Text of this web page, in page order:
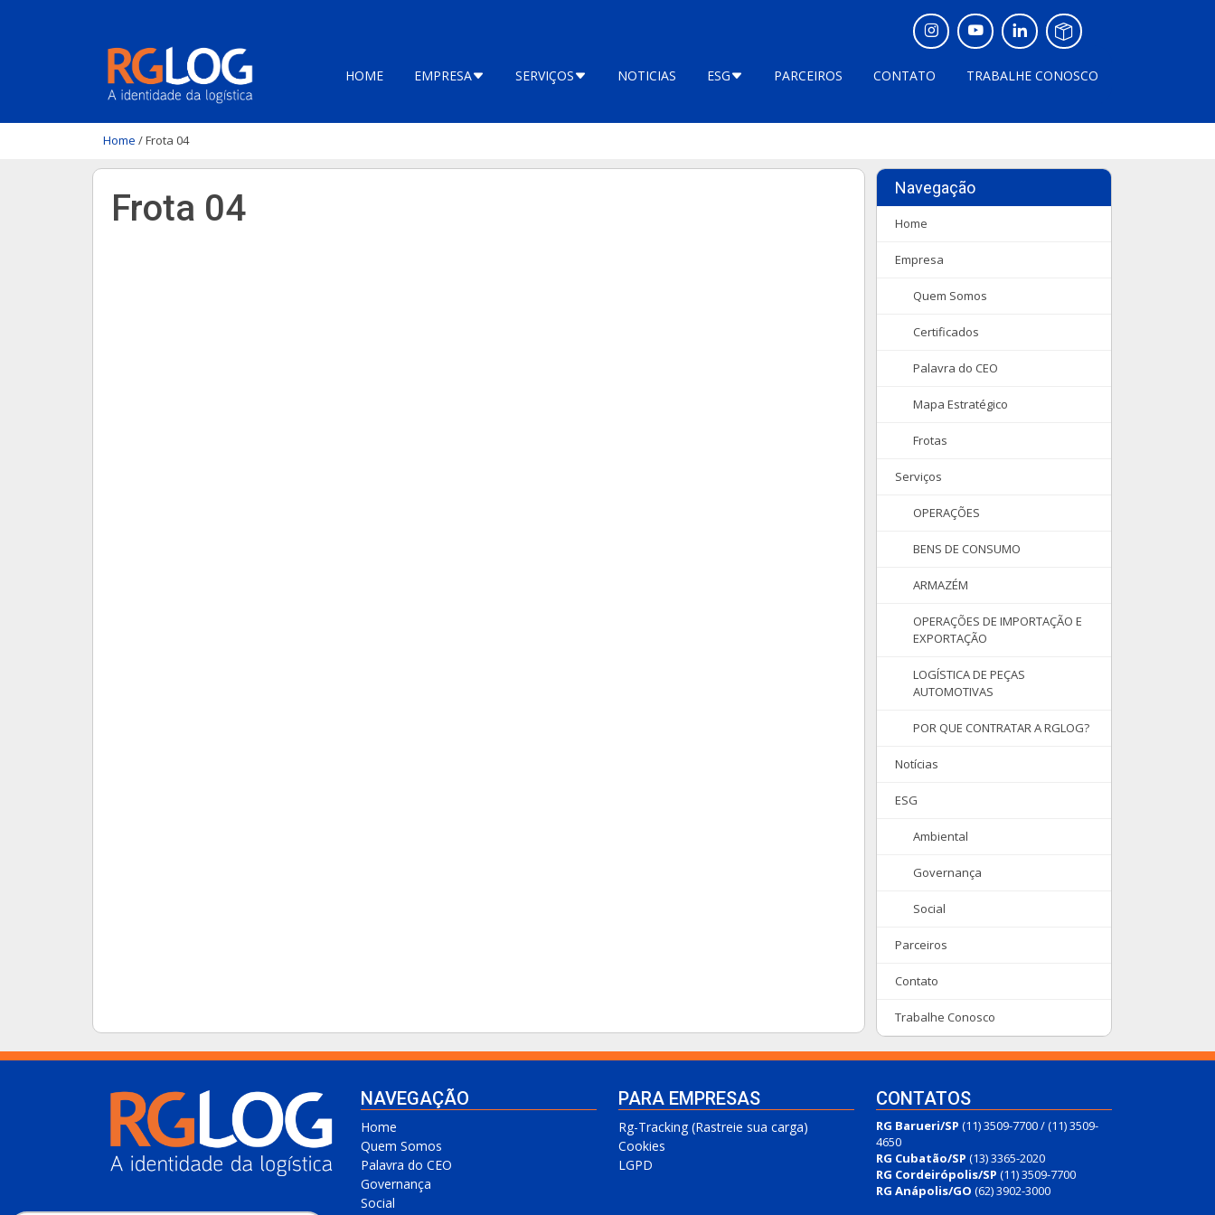
HOME EMPRESA SERVIÇOS NOTICIAS ESG PARCEIROS CONTATO TRABALHE CONOSCO
Home /Frota 04
Frota 04 Navegação
Home
Empresa
Quem Somos
Certificados
Palavra do CEO
Mapa Estratégico
Frotas
Serviços
OPERAÇÕES
BENS DE CONSUMO
ARMAZÉM
OPERAÇÕES DE IMPORTAÇÃO E
EXPORTAÇÃO
LOGÍSTICA DE PEÇAS
AUTOMOTIVAS
POR QUE CONTRATAR A RGLOG?
Notícias
ESG
Ambiental
Governança
Social
Parceiros
Contato
Trabalhe Conosco
NAVEGAÇÃO
Home
Quem Somos
Palavra do CEO
Governança
Social
PARA EMPRESAS
Rg-Tracking (Rastreie sua carga)
Cookies
LGPD
CONTATOS
RG Barueri/SP (11) 3509-7700 / (11) 3509-
4650
RG Cubatão/SP (13) 3365-2020
RG Cordeirópolis/SP (11) 3509-7700
RG Anápolis/GO (62) 3902-3000